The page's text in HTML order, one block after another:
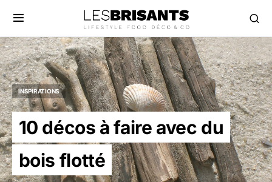
INSPIRATIONS
10 décos à faire avec du
bois flotté